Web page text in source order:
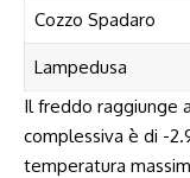
Cozzo Spadaro
Lampedusa
Il freddo raggiunge
complessiva è di -
temperatura